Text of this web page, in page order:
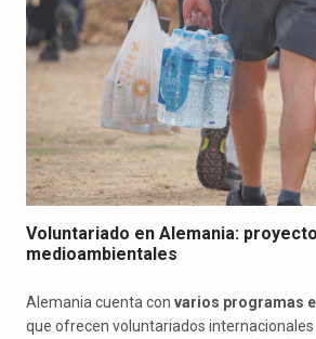
Voluntariado en Alemania:
medioambientales
Alemania cuenta con varios programas
que ofrecen voluntariados